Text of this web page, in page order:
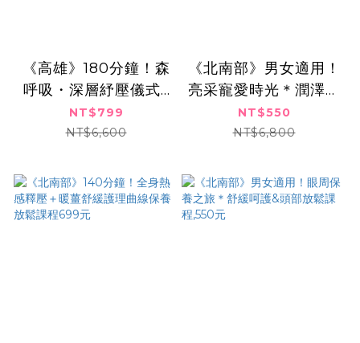
《高雄》180分鐘！森
呼吸・深層紓壓儀式x
夏日晶亮水光肌,799
元
NT$799
NT$6,600
《北南部》男女適用！
亮采寵愛時光＊潤澤透
亮護膚＋頭肩舒壓課
程,550元
NT$550
NT$6,800